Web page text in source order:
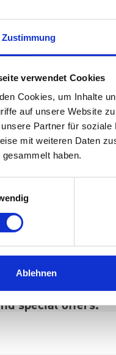
Zustimmung
verwendet Cookies
Cookies, um Inhalte
auf unsere Website
Partner für
mit weiteren Daten
haben.
Ablehnen
to add us to your email
special offers.